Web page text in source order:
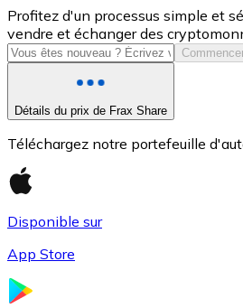
USD Coin
USDC
Profitez d'un processus simple et
vendre et échanger des
Détails du prix de Frax Share
Téléchargez notre portefeuille
Disponible sur
App Store